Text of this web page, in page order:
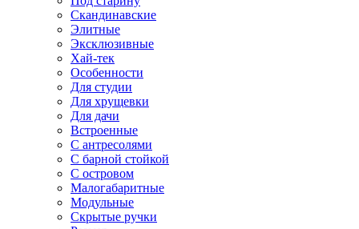
Скандинавские
Элитные
Эксклюзивные
Хай-тек
Особенности
Для студии
Для хрущевки
Для дачи
Встроенные
С антресолями
С барной стойкой
С островом
Малогабаритные
Модульные
Скрытые ручки